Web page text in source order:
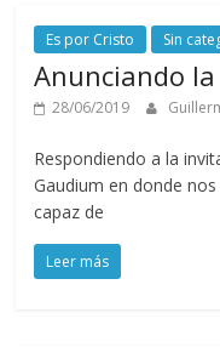
Es por Cristo Sin
Anunciando
28/06/2019
Respondiendo a la
Gaudium en donde
capaz de
Leer más